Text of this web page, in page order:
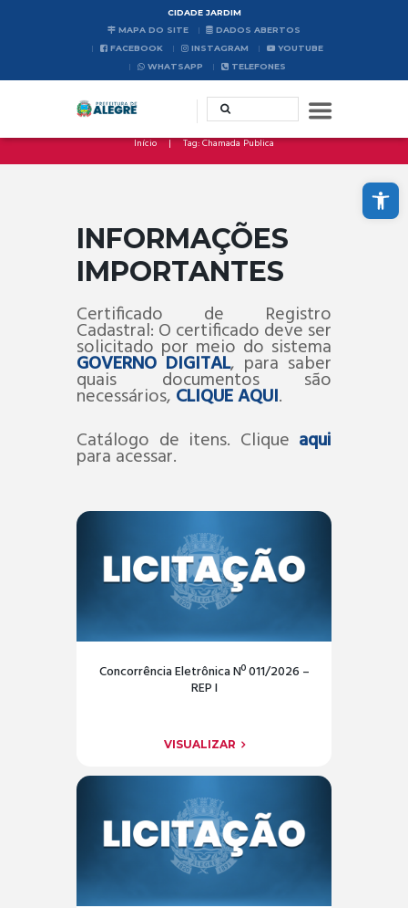
Abrir a barra de ferramentas
CIDADE JARDIM
MAPA DO SITE
DADOS ABERTOS
FACEBOOK
INSTAGRAM
YOUTUBE
WHATSAPP
TELEFONES
Início Tag: Chamada Publica
INFORMAÇÕES
IMPORTANTES
Certificado de Registro
Cadastral: O certificado deve ser
solicitado por meio do sistema
GOVERNO DIGITAL, para saber
quais documentos são
necessários, CLIQUE AQUI.
Catálogo de itens. Clique aqui
para acessar.
Concorrência Eletrônica Nº 011/2026 –
REP I
VISUALIZAR